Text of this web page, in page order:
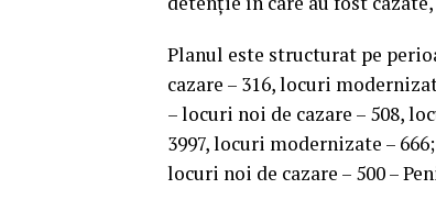
Planul este structurat pe
cazare – 316, locuri
– locuri noi de cazare – 508,
3997, locuri modernizate –
locuri noi de cazare – 500 –